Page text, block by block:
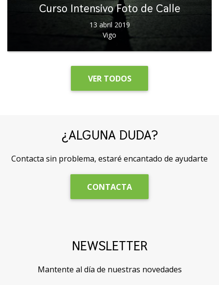
Curso Intensivo Foto de Calle
13 abril 2019
Vigo
VER TODOS
¿ALGUNA DUDA?
Contacta sin problema, estaré encantado de ayudarte
CONTACTA
NEWSLETTER
Mantente al día de nuestras novedades